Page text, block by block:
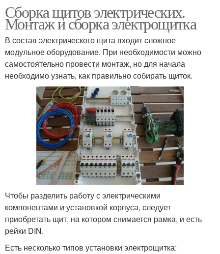
Сборка щитов электрических.
Монтаж и сборка электрощитка
В состав электрического щита входит сложное
модульное оборудование. При необходимости можно
самостоятельно провести монтаж, но для начала
необходимо узнать, как правильно собирать щиток.
Чтобы разделить работу с электрическими
компонентами и установкой корпуса, следует
приобретать щит, на котором снимается рамка, и есть
рейки DIN.
Есть несколько типов установки электрощитка: